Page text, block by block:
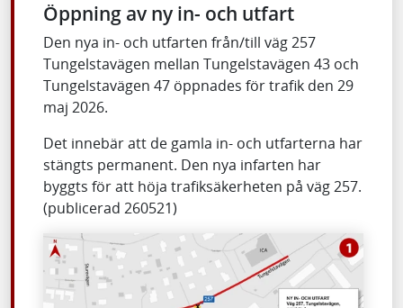
Öppning av ny in- och utfart
Den nya in- och utfarten från/till väg 257
Tungelstavägen mellan Tungelstavägen 43 och
Tungelstavägen 47 öppnades för trafik den 29
maj 2026.
Det innebär att de gamla in- och utfarterna har
stängts permanent. Den nya infarten har
byggts för att höja trafiksäkerheten på väg 257.
(publicerad 260521)